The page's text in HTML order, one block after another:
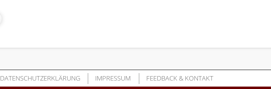
DATENSCHUTZERKLÄRUNG IMPRESSUM FEEDBACK & KONTAKT